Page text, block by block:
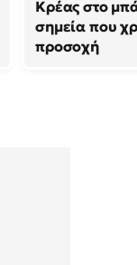
Κρέας στο
σημεία που
προσοχή